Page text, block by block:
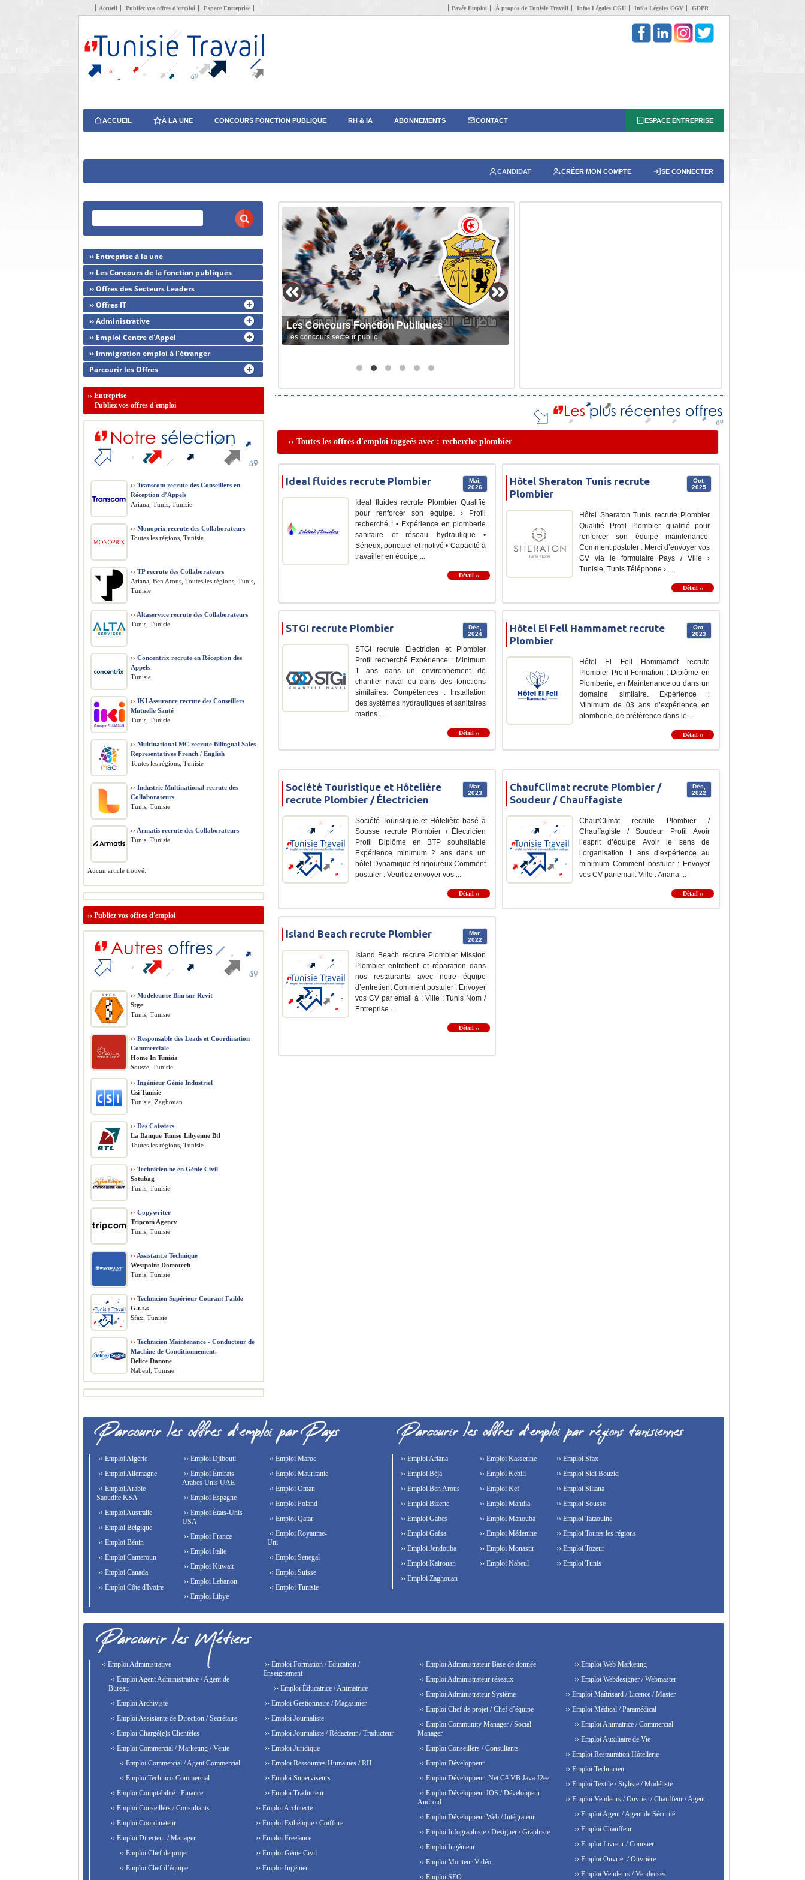
Accueil Publiez vos offres d’emploi Espace Entreprise Pavée Emploi À propos de Tunisie Travail Infos Légales CGU Infos Légales CGV GDPR
ACCUEIL À LA UNE CONCOURS FONCTION PUBLIQUE RH & IA ABONNEMENTS CONTACT ESPACE ENTREPRISE
CANDIDAT CRÉER MON COMPTE SE CONNECTER
Les Concours Fonction Publiques
Les concours secteur public
›› Toutes les offres d'emploi taggeés avec : recherche plombier
Mai,
2026
Ideal fluides recrute Plombier
Ideal fluides recrute Plombier Qualifié
pour renforcer son équipe. › Profil
recherché : • Expérience en plomberie
sanitaire et réseau hydraulique •
Sérieux, ponctuel et motivé • Capacité à
travailler en équipe ...
Détail ››
Oct,
2025
Hôtel Sheraton Tunis recrute
Plombier
Hôtel Sheraton Tunis recrute Plombier
Qualifié Profil Plombier qualifié pour
renforcer son équipe maintenance.
Comment postuler : Merci d’envoyer vos
CV via le formulaire Pays / Ville ›
Tunisie, Tunis Téléphone › ...
Détail ››
Déc,
2024
STGI recrute Plombier
STGI recrute Electricien et Plombier
Profil recherché Expérience : Minimum
1 ans dans un environnement de
chantier naval ou dans des fonctions
similaires. Compétences : Installation
des systèmes hydrauliques et sanitaires
marins. ...
Détail ››
Oct,
2023
Hôtel El Fell Hammamet recrute
Plombier
Hôtel El Fell Hammamet recrute
Plombier Profil Formation : Diplôme en
Plomberie, en Maintenance ou dans un
domaine similaire. Expérience :
Minimum de 03 ans d’expérience en
plomberie, de préférence dans le ...
Détail ››
Mar,
2023
Société Touristique et Hôtelière
recrute Plombier / Électricien
Société Touristique et Hôtelière basé à
Sousse recrute Plombier / Électricien
Profil Diplôme en BTP souhaitable
Expérience minimum 2 ans dans un
hôtel Dynamique et rigoureux Comment
postuler : Veuillez envoyer vos ...
Détail ››
Déc,
2022
ChaufClimat recrute Plombier /
Soudeur / Chauffagiste
ChaufClimat recrute Plombier /
Chauffagiste / Soudeur Profil Avoir
l’esprit d’équipe Avoir le sens de
l’organisation 1 ans d’expérience au
minimum Comment postuler : Envoyer
vos CV par email: Ville : Ariana ...
Détail ››
Mar,
2022
Island Beach recrute Plombier
Island Beach recrute Plombier Mission
Plombier entretient et réparation dans
nos restaurants avec notre équipe
d’entretient Comment postuler : Envoyer
vos CV par email à : Ville : Tunis Nom /
Entreprise ...
Détail ››
›› Entreprise à la une
›› Les Concours de la fonction publiques
›› Offres des Secteurs Leaders
›› Offres IT
›› Administrative
›› Emploi Centre d'Appel
›› Immigration emploi à l'étranger
Parcourir les Offres
›› Entreprise
Publiez vos offres d'emploi
›› Transcom recrute des Conseillers en
Réception d’Appels
Ariana, Tunis, Tunisie
›› Monoprix recrute des Collaborateurs
Toutes les régions, Tunisie
›› TP recrute des Collaborateurs
Ariana, Ben Arous, Toutes les régions, Tunis,
Tunisie
›› Altaservice recrute des Collaborateurs
Tunis, Tunisie
›› Concentrix recrute en Réception des
Appels
Tunisie
›› IKI Assurance recrute des Conseillers
Mutuelle Santé
Tunis, Tunisie
›› Multinational MC recrute Bilingual Sales
Representatives French / English
Toutes les régions, Tunisie
›› Industrie Multinational recrute des
Collaborateurs
Tunis, Tunisie
›› Armatis recrute des Collaborateurs
Tunis, Tunisie
Aucun article trouvé.
›› Publiez vos offres d'emploi
›› Modeleur.se Bim sur Revit
Stge
Tunis, Tunisie
›› Responsable des Leads et Coordination
Commerciale
Home In Tunisia
Sousse, Tunisie
›› Ingénieur Génie Industriel
Csi Tunisie
Tunisie, Zaghouan
›› Des Caissiers
La Banque Tuniso Libyenne Btl
Toutes les régions, Tunisie
›› Technicien.ne en Génie Civil
Sotubag
Tunis, Tunisie
›› Copywriter
Tripcom Agency
Tunis, Tunisie
›› Assistant.e Technique
Westpoint Domotech
Tunis, Tunisie
›› Technicien Supérieur Courant Faible
G.t.t.s
Sfax, Tunisie
›› Technicien Maintenance - Conducteur de
Machine de Conditionnement.
Delice Danone
Nabeul, Tunisie
›› Emploi Algérie
›› Emploi Allemagne
›› Emploi Arabie
Saoudite KSA
›› Emploi Australie
›› Emploi Belgique
›› Emploi Bénin
›› Emploi Cameroun
›› Emploi Canada
›› Emploi Côte d'Ivoire
›› Emploi Djibouti
›› Emploi Émirats
Arabes Unis UAE
›› Emploi Espagne
›› Emploi États-Unis
USA
›› Emploi France
›› Emploi Italie
›› Emploi Kuwait
›› Emploi Lebanon
›› Emploi Libye
›› Emploi Maroc
›› Emploi Mauritanie
›› Emploi Oman
›› Emploi Poland
›› Emploi Qatar
›› Emploi Royaume-
Uni
›› Emploi Senegal
›› Emploi Suisse
›› Emploi Tunisie
›› Emploi Ariana
›› Emploi Béja
›› Emploi Ben Arous
›› Emploi Bizerte
›› Emploi Gabes
›› Emploi Gafsa
›› Emploi Jendouba
›› Emploi Kairouan
›› Emploi Kasserine
›› Emploi Kebili
›› Emploi Kef
›› Emploi Mahdia
›› Emploi Manouba
›› Emploi Médenine
›› Emploi Monastir
›› Emploi Nabeul
›› Emploi Sfax
›› Emploi Sidi Bouzid
›› Emploi Siliana
›› Emploi Sousse
›› Emploi Tataouine
›› Emploi Toutes les régions
›› Emploi Tozeur
›› Emploi Tunis
›› Emploi Zaghouan
›› Emploi Administrative
›› Emploi Agent Administrative / Agent de
Bureau
›› Emploi Archiviste
›› Emploi Assistante de Direction / Secrétaire
›› Emploi Chargé(e)s Clientèles
›› Emploi Commercial / Marketing / Vente
›› Emploi Commercial / Agent Commercial
›› Emploi Technico-Commercial
›› Emploi Comptabilité - Finance
›› Emploi Conseillers / Consultants
›› Emploi Coordinateur
›› Emploi Directeur / Manager
›› Emploi Chef de projet
›› Emploi Chef d’équipe
›› Emploi Formation / Education /
Enseignement
›› Emploi Éducatrice / Animatrice
›› Emploi Gestionnaire / Magasinier
›› Emploi Journaliste
›› Emploi Journaliste / Rédacteur / Traducteur
›› Emploi Juridique
›› Emploi Ressources Humaines / RH
›› Emploi Superviseurs
›› Emploi Traducteur
›› Emploi Architecte
›› Emploi Esthétique / Coiffure
›› Emploi Freelance
›› Emploi Génie Civil
›› Emploi Ingénieur
›› Emploi Administrateur Base de donnée
›› Emploi Administrateur réseaux
›› Emploi Administrateur Système
›› Emploi Chef de projet / Chef d’équipe
›› Emploi Community Manager / Social
Manager
›› Emploi Conseillers / Consultants
›› Emploi Développeur
›› Emploi Développeur .Net C# VB Java J2ee
›› Emploi Développeur IOS / Développeur
Android
›› Emploi Développeur Web / Intégrateur
›› Emploi Infographiste / Designer / Graphiste
›› Emploi Ingénieur
›› Emploi Monteur Vidéo
›› Emploi SEO
›› Emploi Web Marketing
›› Emploi Webdesigner / Webmaster
›› Emploi Maîtrisard / Licence / Master
›› Emploi Médical / Paramédical
›› Emploi Animatrice / Commercial
›› Emploi Auxiliaire de Vie
›› Emploi Restauration Hôtellerie
›› Emploi Technicien
›› Emploi Textile / Styliste / Modéliste
›› Emploi Vendeurs / Ouvrier / Chauffeur / Agent
›› Emploi Agent / Agent de Sécurité
›› Emploi Chauffeur
›› Emploi Livreur / Coursier
›› Emploi Ouvrier / Ouvrière
›› Emploi Vendeurs / Vendeuses